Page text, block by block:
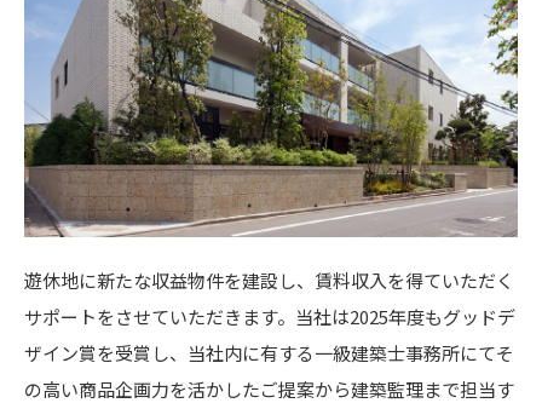
遊休地に新たな収益物件を建設し、賃料収入を得ていただく
サポートをさせていただきます。当社は2025年度もグッドデ
ザイン賞を受賞し、当社内に有する一級建築士事務所にてそ
の高い商品企画力を活かしたご提案から建築監理まで担当す